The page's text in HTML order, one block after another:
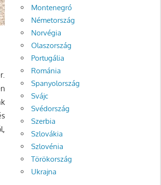
Montenegró
Németország
Norvégia
Olaszország
Portugália
Románia
Spanyolország
Svájc
Svédország
Szerbia
Szlovákia
Szlovénia
Törökország
Ukrajna